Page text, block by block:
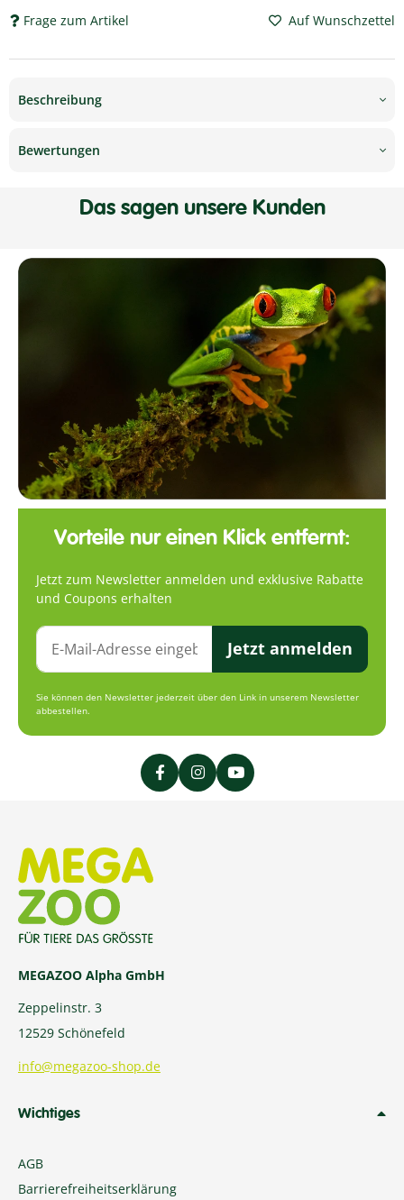
Frage zum Artikel Auf Wunschzettel
Beschreibung
Bewertungen
Das sagen unsere Kunden
Vorteile nur einen Klick entfernt:
Jetzt zum Newsletter anmelden und exklusive Rabatte
und Coupons erhalten
Jetzt anmelden
Sie können den Newsletter jederzeit über den Link in unserem Newsletter
abbestellen.
MEGAZOO Alpha GmbH
Zeppelinstr. 3
12529 Schönefeld
info@megazoo-shop.de
Wichtiges
AGB
Barrierefreiheitserklärung